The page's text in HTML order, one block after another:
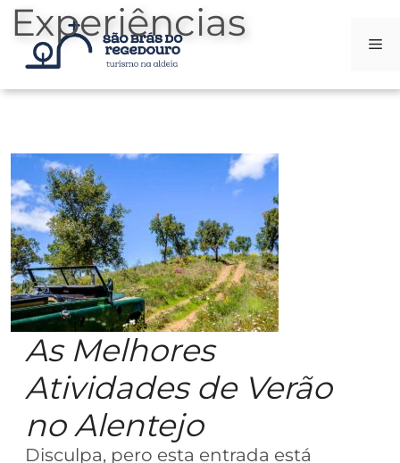
Saltar
Experiências
As Melhores
Atividades de Verão
no Alentejo
Disculpa, pero esta entrada está